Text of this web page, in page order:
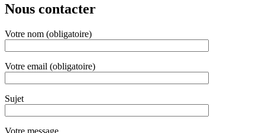
Nous contacter
Votre nom (obligatoire)
Votre email (obligatoire)
Sujet
Votre message